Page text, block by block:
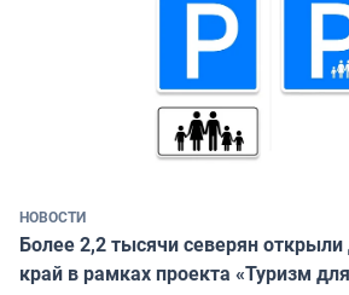
НОВОСТИ
Более 2,2 тысячи северян
край в рамках проекта «Туризм